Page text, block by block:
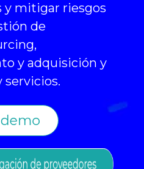
y mitigar riesgos
de
y adquisición y
servicios.